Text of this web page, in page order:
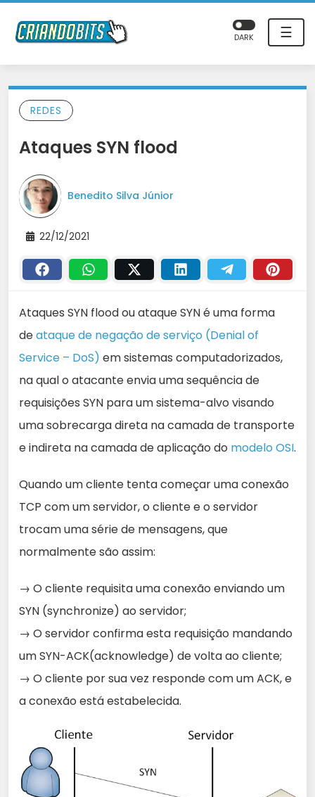
☰
DARK
REDES
Ataques SYN flood
Benedito Silva Júnior
22/12/2021
Ataques SYN flood ou ataque SYN é uma forma
deataque de negação de serviço (Denial of
Service – DoS) em sistemas computadorizados,
na qual o atacante envia uma sequência de
requisições SYN para um sistema-alvo visando
uma sobrecarga direta na camada de transporte
e indireta na camada de aplicação do modelo OSI.
Quando um cliente tenta começar uma conexão
TCP com um servidor, o cliente e o servidor
trocam uma série de mensagens, que
normalmente são assim:
→ O cliente requisita uma conexão enviando um
SYN (synchronize) ao servidor;
→ O servidor confirma esta requisição mandando
um SYN-ACK(acknowledge) de volta ao cliente;
→ O cliente por sua vez responde com um ACK, e
a conexão está estabelecida.